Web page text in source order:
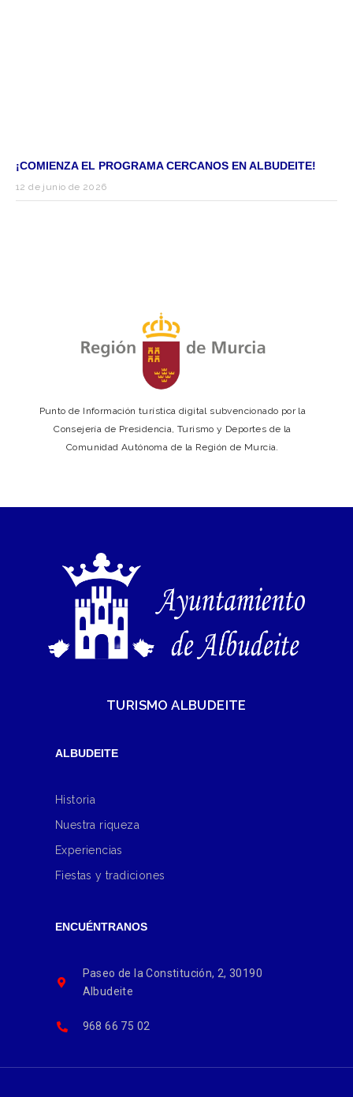
¡COMIENZA EL PROGRAMA CERCANOS EN ALBUDEITE!
12 de junio de 2026
Punto de Información turística digital subvencionado por la
Consejería de Presidencia, Turismo y Deportes de la
Comunidad Autónoma de la Región de Murcia.
TURISMO ALBUDEITE
ALBUDEITE
Historia
Nuestra riqueza
Experiencias
Fiestas y tradiciones
ENCUÉNTRANOS
Paseo de la Constitución, 2, 30190
Albudeite
968 66 75 02